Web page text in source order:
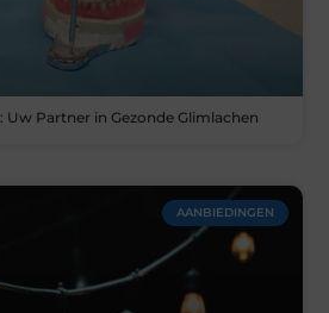
Uw Partner in Gezonde Glimlachen
AANBIEDINGEN